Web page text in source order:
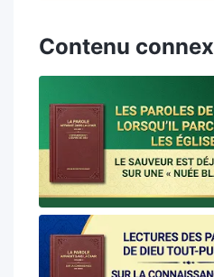
Contenu